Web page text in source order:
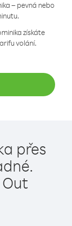
– pevná nebo
získáte
volání.
přes